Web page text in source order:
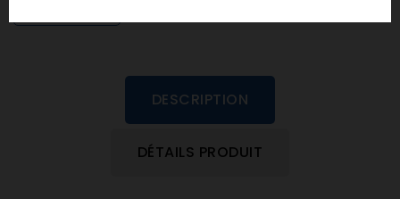
DESCRIPTION
DÉTAILS PRODUIT